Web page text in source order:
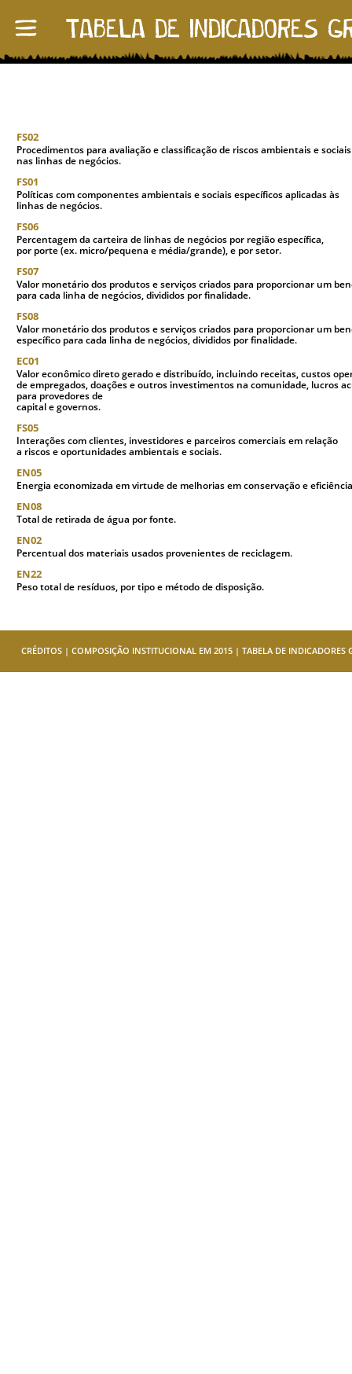
FS02
Procedimentos para avaliação e classificação de riscos ambientais e sociais
nas linhas de negócios.
FS01
Políticas com componentes ambientais e sociais específicos aplicadas às
linhas de negócios.
FS06
Percentagem da carteira de linhas de negócios por região específica,
por porte (ex. micro/pequena e média/grande), e por setor.
FS07
Valor monetário dos produtos e serviços criados para proporcionar um
para cada linha de negócios, divididos por finalidade.
FS08
Valor monetário dos produtos e serviços criados para proporcionar um
específico para cada linha de negócios, divididos por finalidade.
EC01
Valor econômico direto gerado e distribuído, incluindo receitas, custos
de empregados, doações e outros investimentos na comunidade, lucros
para provedores de
capital e governos.
FS05
Interações com clientes, investidores e parceiros comerciais em relação
a riscos e oportunidades ambientais e sociais.
EN05
Energia economizada em virtude de melhorias em conservação e
EN08
Total de retirada de água por fonte.
EN02
Percentual dos materiais usados provenientes de reciclagem.
EN22
Peso total de resíduos, por tipo e método de disposição.
CRÉDITOS | COMPOSIÇÃO INSTITUCIONAL EM 2015 | TABELA DE INDICADORES